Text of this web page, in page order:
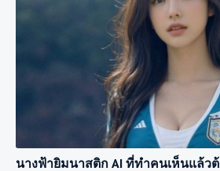
นางฟ้ายิมนาสติก AI ที่ทำคนเห็นแล้ว